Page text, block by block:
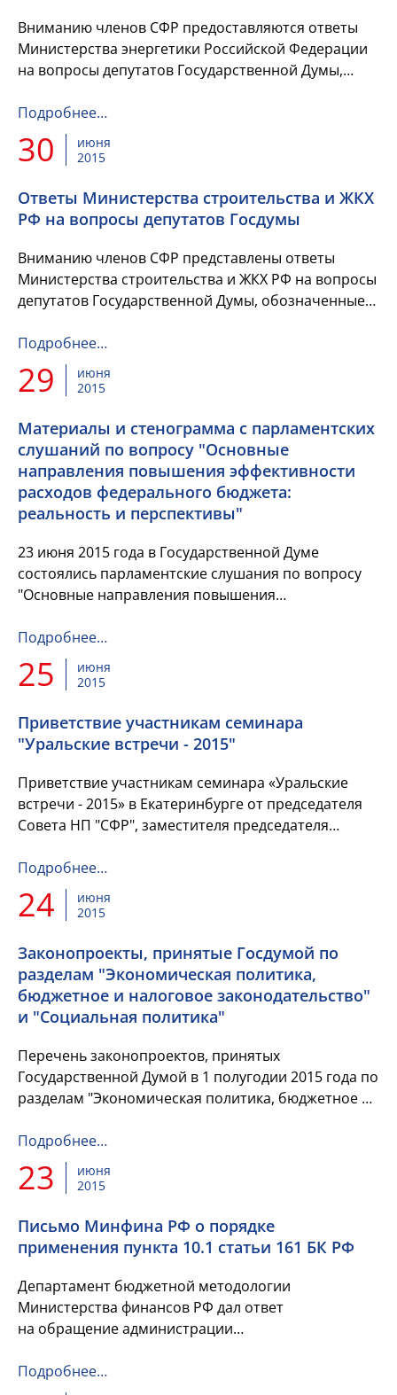
Вниманию членов СФР предоставляются ответы
Министерства энергетики Российской Федерации
на вопросы депутатов Государственной Думы,
"правительственному часу".
Подробнее…
30
июня
2015
Ответы Министерства строительства и ЖКХ
РФ на вопросы депутатов Госдумы
Вниманию членов СФР представлены ответы
Министерства строительства и ЖКХ РФ на вопросы
депутатов Государственной Думы, обозначенные
Подробнее…
29
июня
2015
Материалы и стенограмма с парламентских
слушаний по вопросу "Основные
направления повышения эффективности
расходов федерального бюджета:
реальность и перспективы"
23 июня 2015 года в Государственной Думе
состоялись парламентские слушания по вопросу
"Основные направления повышения
реальность и перспективы". Вниманию членов...
Подробнее…
25
июня
2015
Приветствие участникам семинара
"Уральские встречи - 2015"
Приветствие участникам семинара «Уральские
встречи - 2015» в Екатеринбурге от председателя
Совета НП "СФР", заместителя председателя
налогам Н. С. Максимовой...
Подробнее…
24
июня
2015
Законопроекты, принятые Госдумой по
разделам "Экономическая политика,
бюджетное и налоговое законодательство"
и "Социальная политика"
Перечень законопроектов, принятых
Государственной Думой в 1 полугодии 2015 года по
разделам "Экономическая политика, бюджетное и
политика", с указанием...
Подробнее…
23
июня
2015
Письмо Минфина РФ о порядке
применения пункта 10.1 статьи 161 БК РФ
Департамент бюджетной методологии
Министерства финансов РФ дал ответ
на обращение администрации
порядка применения пункта 10.1 статьи 161
Подробнее…